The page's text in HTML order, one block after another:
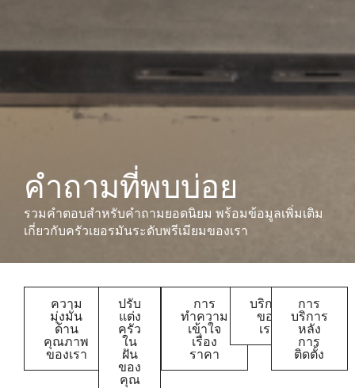
คำถามที่พบบ่อย
รวมคำตอบสำหรับคำถามยอดนิยม พร้อมข้อมูลเพิ่มเติม
เกี่ยวกับครัวเยอรมันระดับพรีเมียมของเรา
ความ
มุ่งมั่น
ด้าน
คุณภาพ
ของเรา
ปรับ
แต่ง
ครัว
ใน
ฝัน
ของ
คุณ
การ
ทำความ
เข้าใจ
เรื่อง
ราคา
บริการ
ของ
เรา
การ
บริการ
หลัง
การ
ติดตั้ง